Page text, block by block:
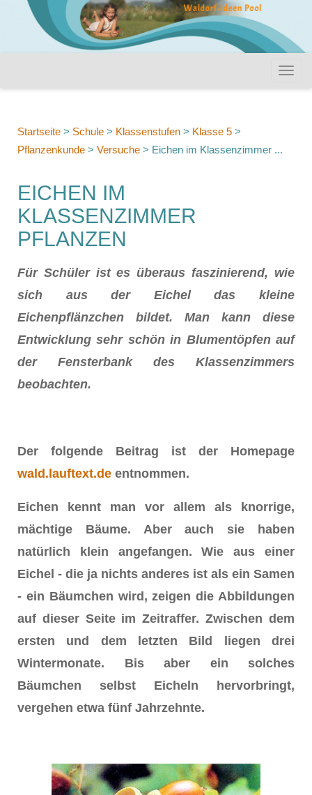
Startseite > Schule > Klassenstufen > Klasse 5 >
Pflanzenkunde > Versuche > Eichen im Klassenzimmer ...
EICHEN IM
KLASSENZIMMER
PFLANZEN
Für Schüler ist es überaus faszinierend, wie
sich aus der Eichel das kleine
Eichenpflänzchen bildet. Man kann diese
Entwicklung sehr schön in Blumentöpfen auf
der Fensterbank des Klassenzimmers
beobachten.
Der folgende Beitrag ist der Homepage
wald.lauftext.de entnommen.
Eichen kennt man vor allem als knorrige,
mächtige Bäume. Aber auch sie haben
natürlich klein angefangen. Wie aus einer
Eichel - die ja nichts anderes ist als ein Samen
- ein Bäumchen wird, zeigen die Abbildungen
auf dieser Seite im Zeitraffer. Zwischen dem
ersten und dem letzten Bild liegen drei
Wintermonate. Bis aber ein solches
Bäumchen selbst Eicheln hervorbringt,
vergehen etwa fünf Jahrzehnte.